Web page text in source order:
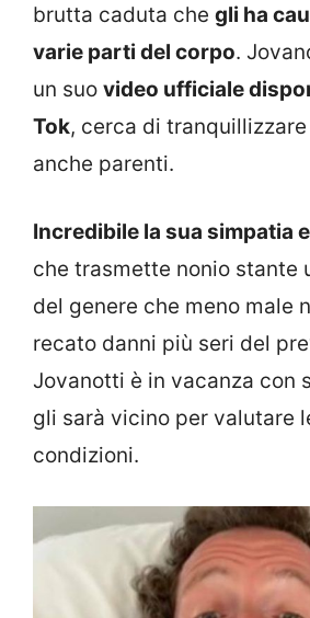
brutta caduta che gli ha
varie parti del corpo.
un suo video ufficiale
Tok, cerca di
anche parenti.
Incredibile la sua simpatia
che trasmette nonio stante
del genere che meno male
recato danni più seri del
Jovanotti è in vacanza con
gli sarà vicino per valutare
condizioni.